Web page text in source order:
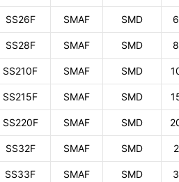
SS26F SMAF SMD
SS28F SMAF SMD
SS210F SMAF SMD
SS215F SMAF SMD
SS220F SMAF SMD
SS32F SMAF SMD
SS33F SMAF SMD